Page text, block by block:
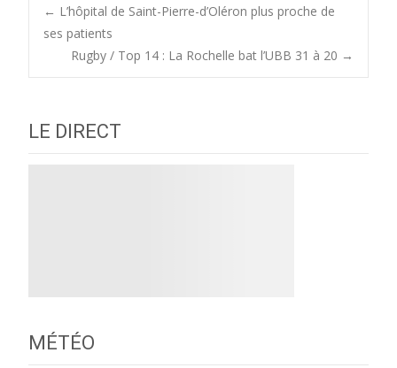
Post
navigation
← L’hôpital de Saint-Pierre-d’Oléron plus proche de
ses patients
Rugby / Top 14 : La Rochelle bat l’UBB 31 à 20 →
LE DIRECT
MÉTÉO